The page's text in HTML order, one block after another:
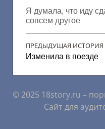
Я думала, что иду
совсем другое
ПРЕДЫДУЩАЯ ИСТОРИЯ
Изменила в поезде
© 2025 18story.ru –
Сайт для